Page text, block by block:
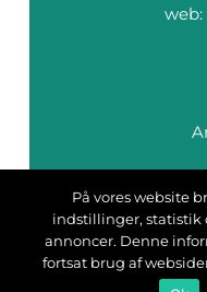
web:
På vores website
indstillinger, statistik
annoncer. Denne
fortsat brug af